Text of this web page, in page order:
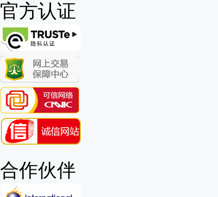
官方认证
合作伙伴